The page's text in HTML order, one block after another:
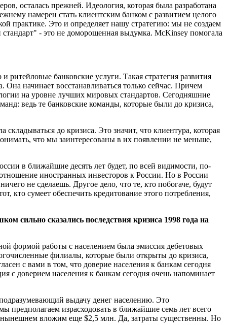
осталась прежней. Идеология, которая была разработана
намерен стать клиентским банком с развитием целого
практике. Это и определяет нашу стратегию: мы не создаем
- это не доморощенная выдумка. McKinsey помогала
банковские услуги. Такая стратегия развития
Она начинает восстанавливаться только сейчас. Причем
на уровне лучших мировых стандартов. Сегодняшние
ведь те банковские команды, которые были до кризиса,
до кризиса. Это значит, что клиентура, которая
что мы заинтересованы в их появлении не меньше,
в ближайшие десять лет будет, по всей видимости, по-
иностранных инвесторов к России. Но в России
не сделаешь. Другое дело, что те, кто побогаче, будут
кто сумеет обеспечить кредитование этого потребления,
сильно сказались последствия кризиса 1998 года на
формой работы с населением была эмиссия дебетовых
филиалы, которые были открыты до кризиса,
с вами в том, что доверие населения к банкам сегодня
с доверием населения к банкам сегодня очень напоминает
выдачу денег населению. Это
предполагаем израсходовать в ближайшие семь лет всего
вложим еще $2,5 млн. Да, затраты существенны. Но